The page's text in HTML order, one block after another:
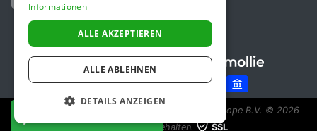
Secure payments powered by
Spendenaktion ist eine Initiative von Sponsor Europe B.V. © 2026
Alle Rechte vorbehalten.
SSL
Informationen
ALLE AKZEPTIEREN
ALLE ABLEHNEN
DETAILS ANZEIGEN